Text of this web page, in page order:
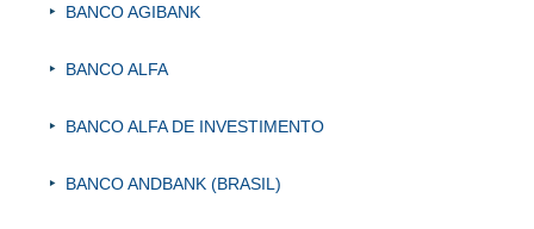
BANCO AGIBANK
BANCO ALFA
BANCO ALFA DE INVESTIMENTO
BANCO ANDBANK (BRASIL)